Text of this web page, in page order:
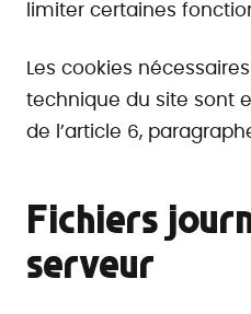
limiter certaines
Les cookies
technique du site sont
de l’article 6,
Fichiers
serveur